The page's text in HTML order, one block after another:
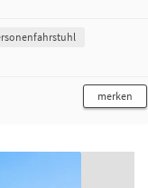
merken